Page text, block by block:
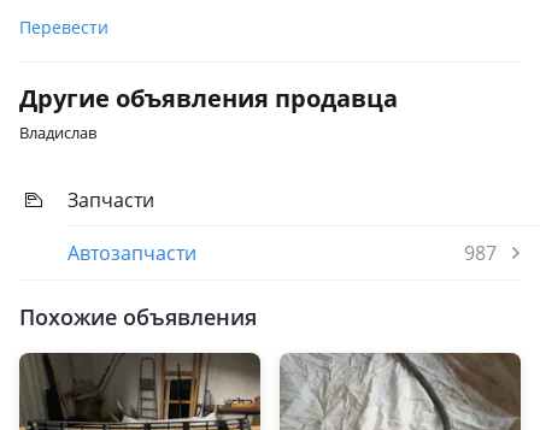
Перевести
Другие объявления продавца
Владислав
Запчасти
Автозапчасти
987
Похожие объявления